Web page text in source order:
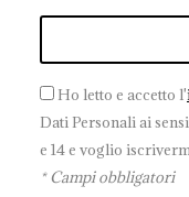
Ho letto e accetto l'
Dati Personali ai
e 14 e voglio
* Campi obbligatori